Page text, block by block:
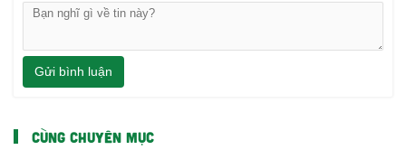
Gửi bình luận
CÙNG CHUYÊN MỤC